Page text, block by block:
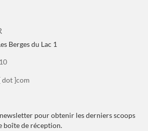
Berges du Lac 1
dot ]com
pour obtenir les derniers scoops
boîte de réception.